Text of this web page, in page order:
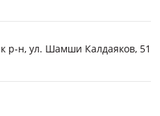
р-н, ул. Шамши Калдаяков, 51